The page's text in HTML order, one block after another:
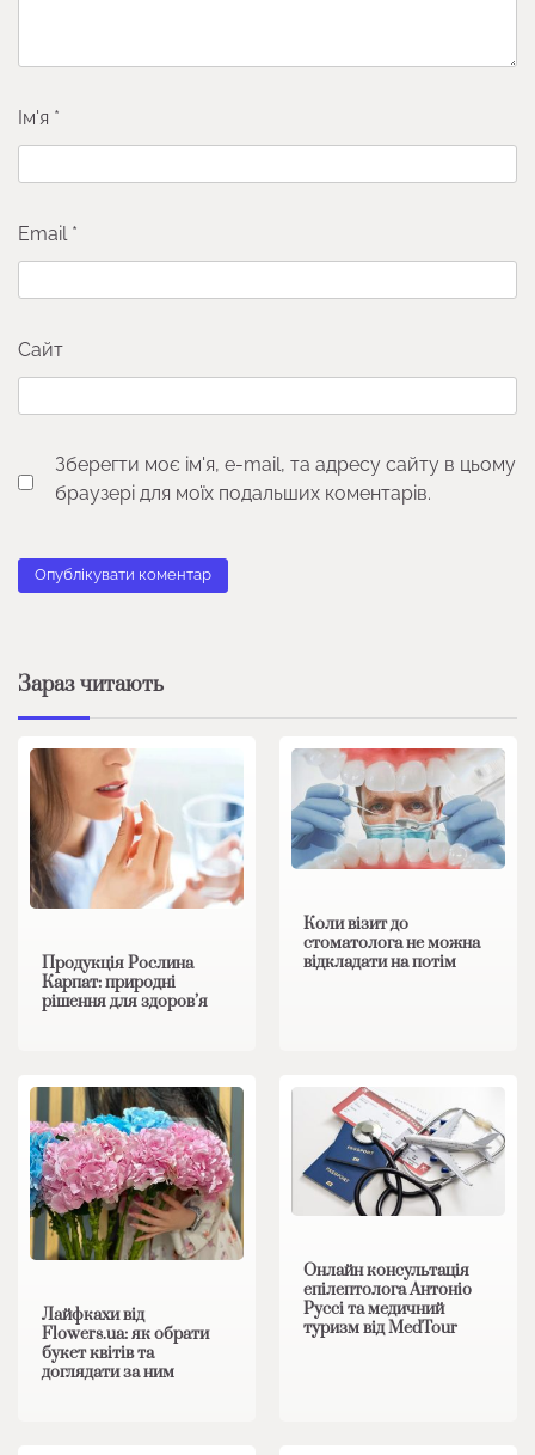
Ім'я *
Email *
Сайт
Зберегти моє ім'я, e-mail, та адресу сайту в цьому
браузері для моїх подальших коментарів.
Зараз читають
Продукція Рослина
Карпат: природні
рішення для здоров’я
Коли візит до
стоматолога не можна
відкладати на потім
Лайфкахи від
Flowers.ua: як обрати
букет квітів та
доглядати за ним
Онлайн консультація
епілептолога Антоніо
Руссі та медичний
туризм від MedTour